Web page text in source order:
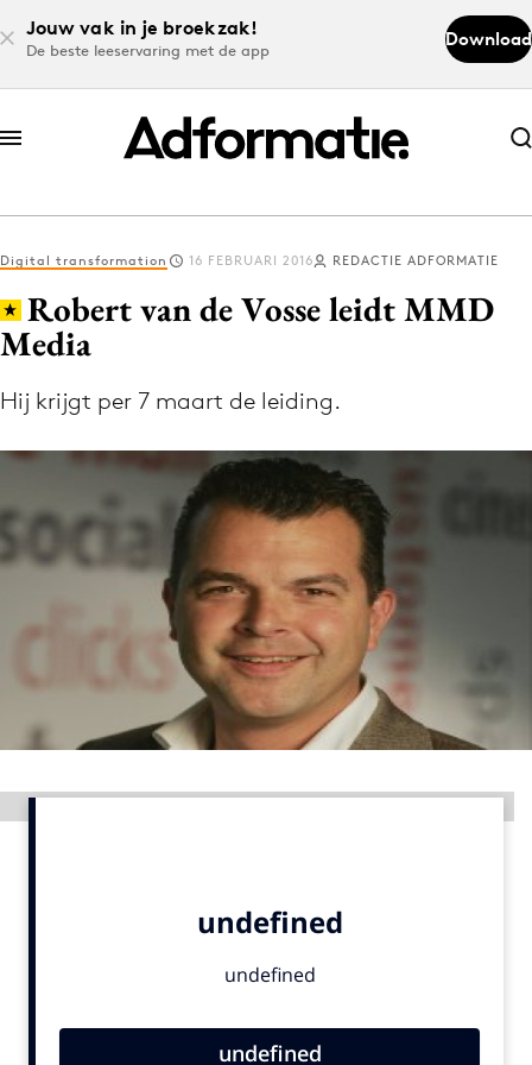
Jouw vak in je broekzak!
De beste leeservaring met de app
Download
Abonneer nu
Abonneer nu
Log in
Volg het laatste nieuws via de Adformatie
Menu
Home
9 sept: GenAI-training
12 nov: MarketingLive!
Events
Digital transformation 16 FEBRUARI 2016 REDACTIE ADFORMATIE
Robert van de Vosse leidt MMD
Media
Hij krijgt per 7 maart de leiding.